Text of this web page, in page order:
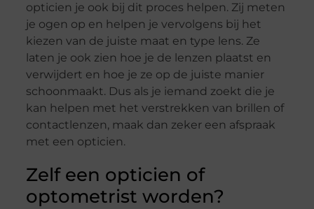
opticien je ook bij dit proces helpen. Zij meten
je ogen op en helpen je vervolgens bij het
kiezen van de juiste maat en type lens. Ze
laten je ook zien hoe je de lenzen plaatst en
verwijdert en hoe je ze op de juiste manier
schoonmaakt. Dus als je iemand zoekt die je
kan helpen met het verstrekken van brillen of
contactlenzen, maak dan zeker een afspraak
met een opticien.
Zelf een opticien of
optometrist worden?